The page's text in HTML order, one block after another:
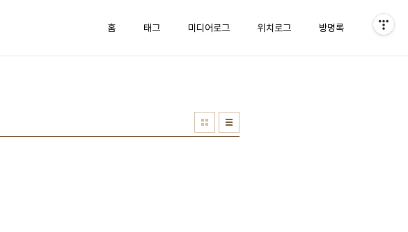
홈 태그 미디어로그 위치로그 방명록